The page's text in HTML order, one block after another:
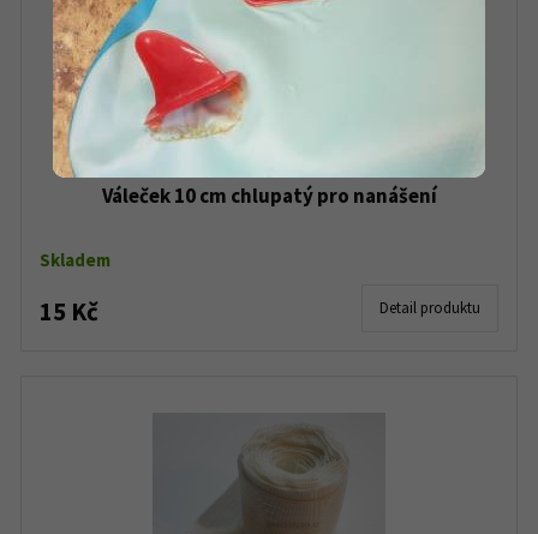
Váleček 10 cm chlupatý pro nanášení
Skladem
15 Kč Detail produktu